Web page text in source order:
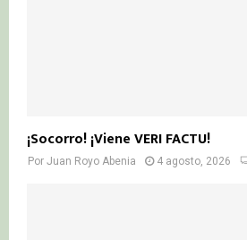
¡Socorro! ¡Viene VERI FACTU!
Por Juan Royo Abenia 4 agosto, 2026